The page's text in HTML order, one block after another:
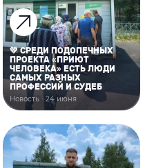
💚 СРЕДИ ПОДОПЕЧНЫХ
ПРОЕКТА «ПРИЮТ
ЧЕЛОВЕКА» ЕСТЬ ЛЮДИ
САМЫХ РАЗНЫХ
ПРОФЕССИЙ И СУДЕБ
Новость · 24 июня